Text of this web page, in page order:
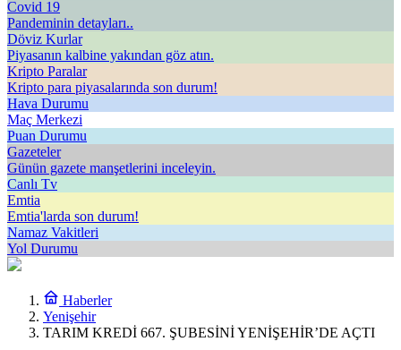
Covid 19
Pandeminin detayları..
Döviz Kurlar
Piyasanın kalbine yakından göz atın.
Kripto Paralar
Kripto para piyasalarında son durum!
Hava Durumu
Maç Merkezi
Puan Durumu
Gazeteler
Günün gazete manşetlerini inceleyin.
Canlı Tv
Emtia
Emtia'larda son durum!
Namaz Vakitleri
Yol Durumu
Haberler
Yenişehir
TARIM KREDİ 667. ŞUBESİNİ YENİŞEHİR’DE AÇTI